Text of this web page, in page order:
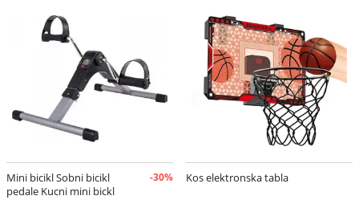
Mini bicikl Sobni bicikl
pedale Kucni mini bickl
-30% Kos elektronska tabla